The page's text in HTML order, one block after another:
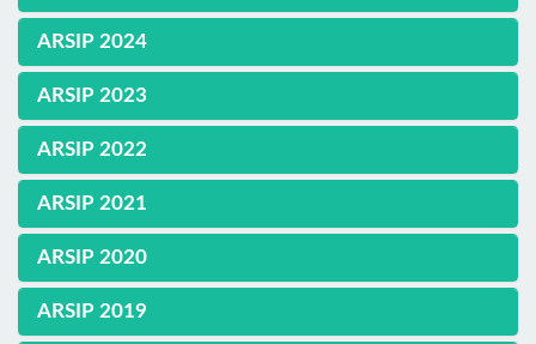
ARSIP 2024
ARSIP 2023
ARSIP 2022
ARSIP 2021
ARSIP 2020
ARSIP 2019